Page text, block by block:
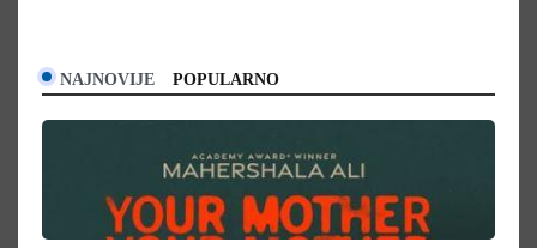
NAJNOVIJE POPULARNO